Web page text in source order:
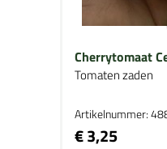
Cherrytomaat
Tomaten zaden
Artikelnummer:
€ 3,25